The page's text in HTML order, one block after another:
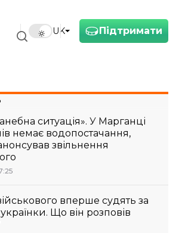
Підтримати
UK
ситуація». У Марганці
немає водопостачання,
звільнення
вперше судять за
Що він розповів